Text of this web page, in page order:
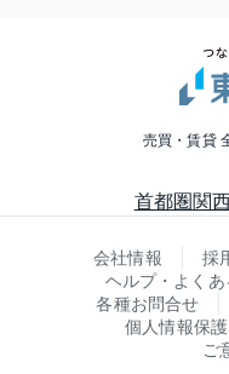
売買・賃貸
首都圏関
会社情報 採
ヘルプ・よく
各種お問合せ
個人情報保
ご